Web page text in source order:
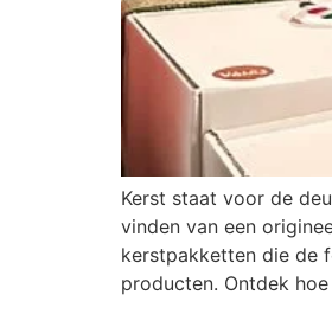
Kerst staat voor de
vinden van een
kerstpakketten die de
producten. Ontdek